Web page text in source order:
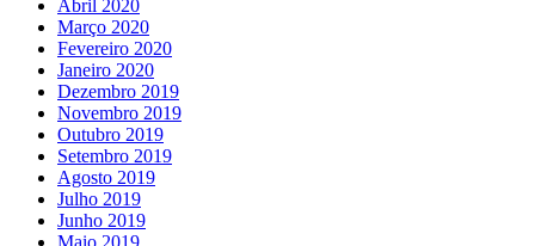
Abril 2020
Março 2020
Fevereiro 2020
Janeiro 2020
Dezembro 2019
Novembro 2019
Outubro 2019
Setembro 2019
Agosto 2019
Julho 2019
Junho 2019